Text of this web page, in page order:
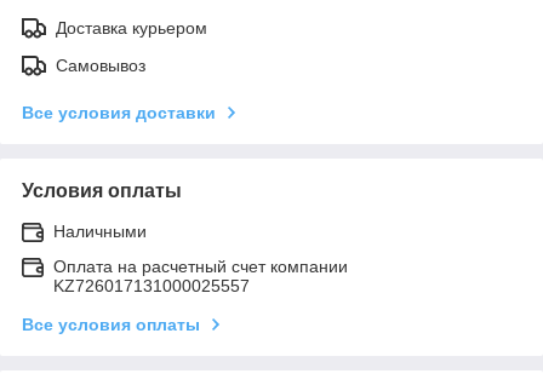
Доставка курьером
Самовывоз
Все условия доставки
Условия оплаты
Наличными
Оплата на расчетный счет компании
KZ726017131000025557
Все условия оплаты